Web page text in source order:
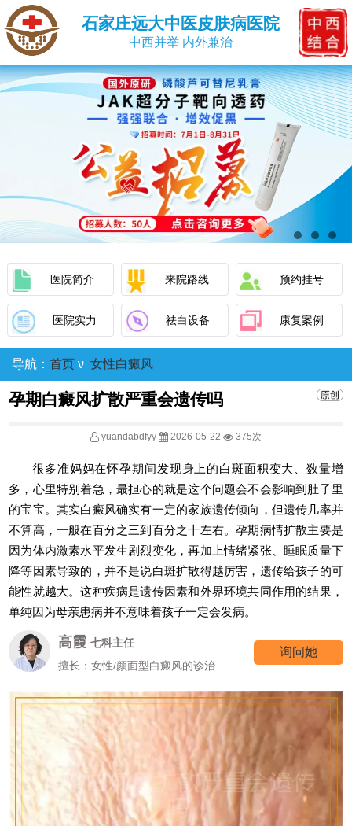
石家庄远大中医皮肤病医院
中西并举 内外兼治
医院简介 来院路线 预约挂号
医院实力 祛白设备 康复案例
导航： 首页 ν 女性白癜风
孕期白癜风扩散严重会遗传吗
yuandabdfyy 2026-05-22 375次
很多准妈妈在怀孕期间发现身上的白斑面积变大、数量增
多，心里特别着急，最担心的就是这个问题会不会影响到肚子里
的宝宝。其实白癜风确实有一定的家族遗传倾向，但遗传几率并
不算高，一般在百分之三到百分之十左右。孕期病情扩散主要是
因为体内激素水平发生剧烈变化，再加上情绪紧张、睡眠质量下
降等因素导致的，并不是说白斑扩散得越厉害，遗传给孩子的可
能性就越大。这种疾病是遗传因素和外界环境共同作用的结果，
单纯因为母亲患病并不意味着孩子一定会发病。
高霞 七科主任
擅长：女性/颜面型白癜风的诊治
询问她